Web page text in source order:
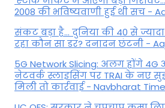
2008 की भविष्यवाणी हुई थी सच -
संकट बड़ा है... दुनिया की 40 से
रहा कौन सा डर? दनादन छंटनी -
5G Network Slicing: अलग होंगे
नेटवर्क स्लाइसिंग पर TRAI के नए
मिली तो कार्रवाई - Navbharat